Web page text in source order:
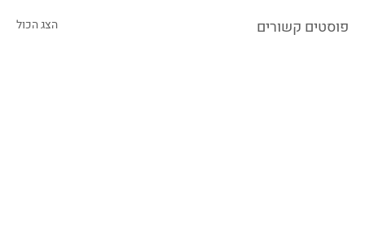
פוסטים קשורים הצג הכול